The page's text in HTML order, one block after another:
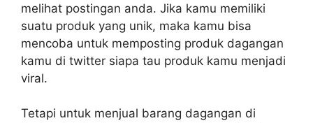
melihat postingan anda. Jika kamu memiliki
suatu produk yang unik, maka kamu bisa
mencoba untuk memposting produk dagangan
kamu di twitter siapa tau produk kamu menjadi
viral.
Tetapi untuk menjual barang dagangan di